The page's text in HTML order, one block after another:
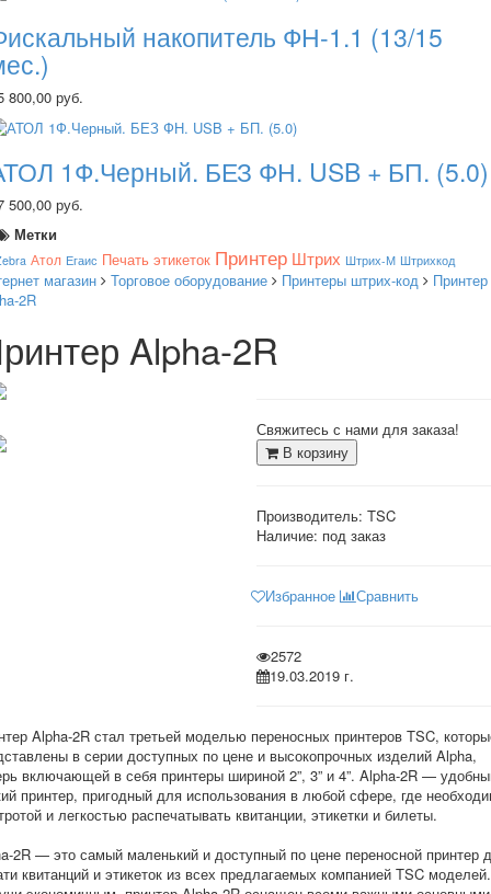
накопитель ФН-1.1 (13/15
800,00 руб.
1Ф.Черный. БЕЗ ФН. USB + БП. (5.0)
500,00 руб.
Метки
Атол Егаис Печать этикеток Принтер Штрих Штрих-М Штрихкод
магазин Торговое оборудование Принтеры штрих-код
Принтер
2R
Alpha-2R
Свяжитесь с нами для заказа!
В корзину
Производитель: TSC
Наличие: под заказ
Избранное Сравнить
2572
19.03.2019 г.
Alpha-2R стал третьей моделью переносных принтеров TSC,
в серии доступных по цене и высокопрочных изделий Alpha,
включающей в себя принтеры шириной 2”, 3” и 4”. Alpha-2R —
принтер, пригодный для использования в любой сфере, где
и легкостью распечатывать квитанции, этикетки и билеты.
2R — это самый маленький и доступный по цене переносной принтер
квитанций и этикеток из всех предлагаемых компанией TSC моделей.